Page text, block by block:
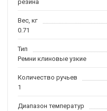
резина
Вес, кг
0.71
Тип
Ремни клиновые узкие
Количество ручьев
1
Диапазон температур